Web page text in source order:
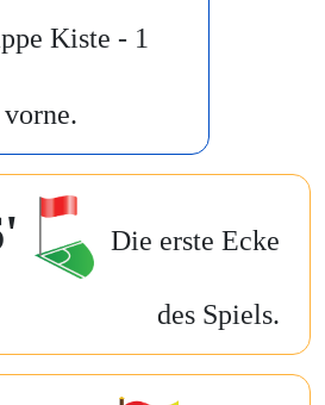
Kiste - 1
Die erste Ecke
des Spiels.